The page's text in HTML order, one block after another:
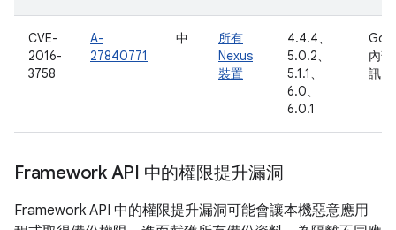
CVE-
2016-
3758
A-
27840771
中
所有
Nexus
裝置
4.4.4、
5.0.2、
5.1.1、
6.0、
6.0.1
內
訊
Framework API 中的權限提升漏洞
Framework API 中的權限提升漏洞可能會讓本機惡意應用